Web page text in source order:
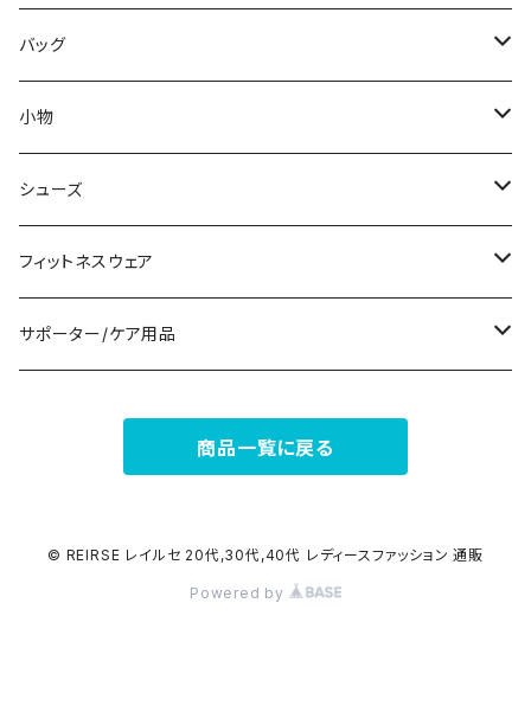
その他
その他
袖付き
ノースリーブ
パンツドレス
ナイトドレス
その他
その他
ブレスレット
ピアス
コサージュ
リング
その他
ブラ/ブラトップ/ベアトップ
ショーツ
タンクトップ/キャミソール
半袖/5分
7分/長袖
ペチコート/ペチパンツ
その他
バッグ
サブバッグ
クラッチバッグ
トートバッグ
ショルダーバッグ
カジュアルバッグ
バックパック
小物
マフラー/スカーフ/ストール
財布
アクセサリーケース
シューズ
スニーカー
ブーツ
その他
フィットネスウェア
セット販売
タイツ
サポーター/ケア用品
商品一覧に戻る
© REIRSE レイルセ 20代,30代,40代 レディースファッション 通販
Powered by